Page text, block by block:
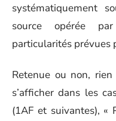
systématiquement
source opérée
particularités prévues
Retenue ou non,
s’afficher dans les
(1AF et suivantes), «